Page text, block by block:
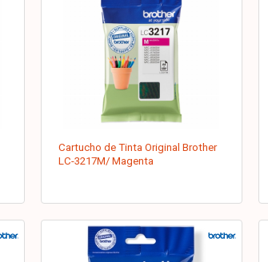
Cartucho de Tinta Original Brother
LC-3217M/ Magenta